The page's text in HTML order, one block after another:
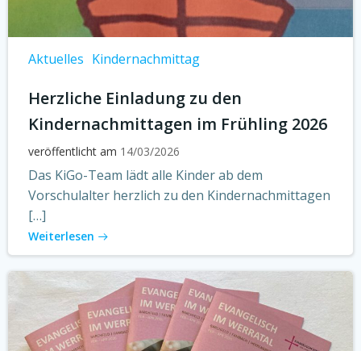
Aktuelles Kindernachmittag
Herzliche Einladung zu den
Kindernachmittagen im Frühling 2026
veröffentlicht am 14/03/2026
Das KiGo-Team lädt alle Kinder ab dem
Vorschulalter herzlich zu den Kindernachmittagen
[…]
Weiterlesen